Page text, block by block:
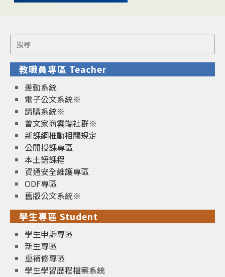
Search
for:
教職員專區 Teacher
差勤系統
電子公文系統※
請購系統※
曾文家商雲端社群※
新課綱推動相關規定
公開授課專區
本土語課程
資通安全維護專區
ODF專區
舊版公文系統※
學生專區 Student
學生申訴專區
新生專區
重補修專區
學生學習歷程檔案系統